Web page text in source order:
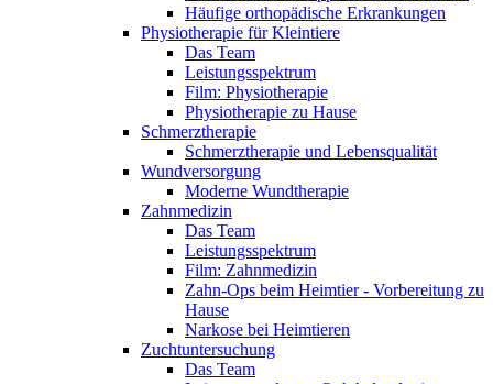
Häufige orthopädische Erkrankungen
Physiotherapie für Kleintiere
Das Team
Leistungsspektrum
Film: Physiotherapie
Physiotherapie zu Hause
Schmerztherapie
Schmerztherapie und Lebensqualität
Wundversorgung
Moderne Wundtherapie
Zahnmedizin
Das Team
Leistungsspektrum
Film: Zahnmedizin
Zahn-Ops beim Heimtier - Vorbereitung zu
Hause
Narkose bei Heimtieren
Zuchtuntersuchung
Das Team